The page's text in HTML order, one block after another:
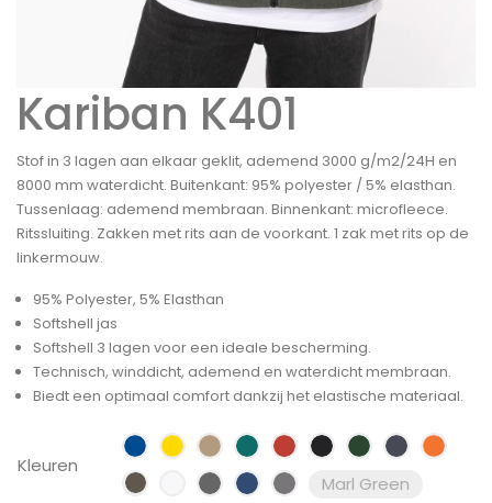
Kariban K401
Stof in 3 lagen aan elkaar geklit, ademend 3000 g/m2/24H en
8000 mm waterdicht. Buitenkant: 95% polyester / 5% elasthan.
Tussenlaag: ademend membraan. Binnenkant: microfleece.
Ritssluiting. Zakken met rits aan de voorkant. 1 zak met rits op de
linkermouw.
95% Polyester, 5% Elasthan
Softshell jas
Softshell 3 lagen voor een ideale bescherming.
Technisch, winddicht, ademend en waterdicht membraan.
Biedt een optimaal comfort dankzij het elastische materiaal.
Kleuren
Marl Green